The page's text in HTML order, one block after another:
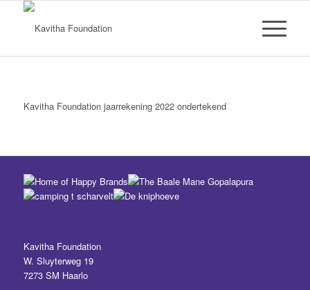
Kavitha Foundation jaarrekening 2022 ondertekend
Kavitha Foundation
W. Sluyterweg 19
7273 SM Haarlo